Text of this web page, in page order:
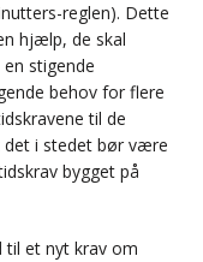
reglen). Dette
hjælp, de skal
stigende
behov for flere
til de
det i stedet bør være
bygget på
et nyt krav om